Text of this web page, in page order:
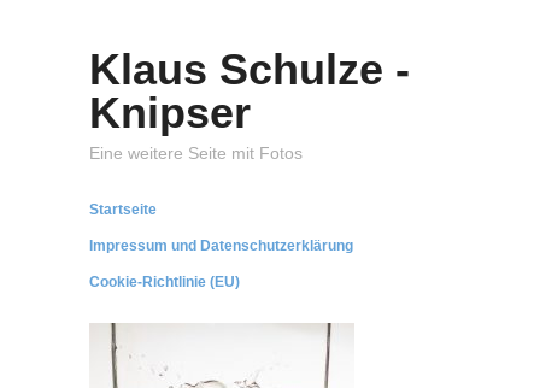
Klaus Schulze -
Knipser
Eine weitere Seite mit Fotos
Startseite
Impressum und Datenschutzerklärung
Cookie-Richtlinie (EU)